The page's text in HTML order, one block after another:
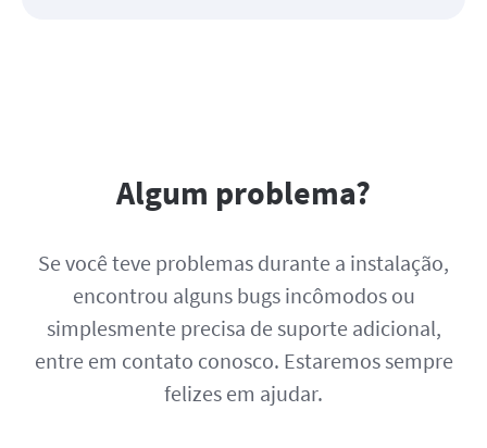
Algum problema?
Se você teve problemas durante a instalação,
encontrou alguns bugs incômodos ou
simplesmente precisa de suporte adicional,
entre em contato conosco. Estaremos sempre
felizes em ajudar.